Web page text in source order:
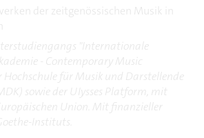
der zeitgenössischen Musik in
"Internationale
- Contemporary Music
Hochschule für Musik und Darstellende
sowie der UIysses Platform, mit
Union. Mit finanzieller
Instituts.